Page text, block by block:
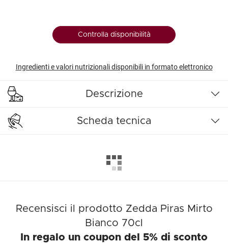
Controlla disponibilità
Ingredienti e valori nutrizionali disponibili in formato elettronico
Descrizione
Scheda tecnica
Recensisci il prodotto Zedda Piras Mirto
Bianco 70cl
In regalo un coupon del 5% di sconto